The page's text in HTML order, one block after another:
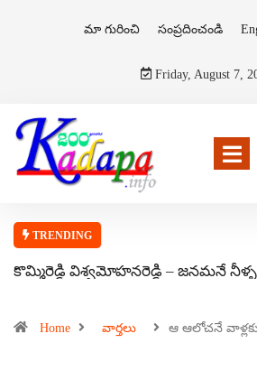
మా గురించి సంప్రదించండి
Friday, August 7,
TRENDING
కొమ్మిరెడ్డి విశ్వమోహనరెడ్డి – జనమనే
Home వార్తలు ఆ ఆలోచనే